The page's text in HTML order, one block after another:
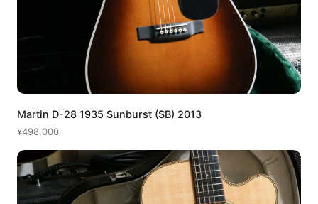
Martin D-28 1935 Sunburst (SB) 2013
¥498,000